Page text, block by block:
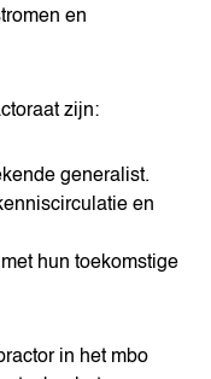
en
zijn:
generalist.
en
hun toekomstige
in het mbo